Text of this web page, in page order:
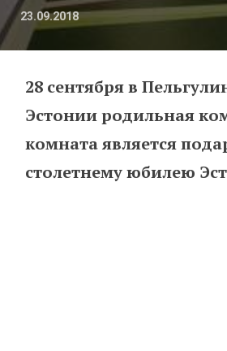
23.09.2018
Уникальная
28 сентября в
Эстонии родильная
комната является
столетнему юбилею